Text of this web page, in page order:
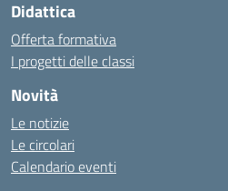
Didattica
Offerta formativa
I progetti delle classi
Novità
Le notizie
Le circolari
Calendario eventi